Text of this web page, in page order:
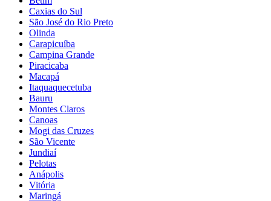
Caxias do Sul
São José do Rio Preto
Olinda
Carapicuíba
Campina Grande
Piracicaba
Macapá
Itaquaquecetuba
Bauru
Montes Claros
Canoas
Mogi das Cruzes
São Vicente
Jundiaí
Pelotas
Anápolis
Vitória
Maringá